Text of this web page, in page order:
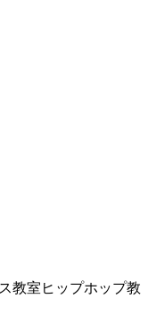
教室 ヒップホップ教